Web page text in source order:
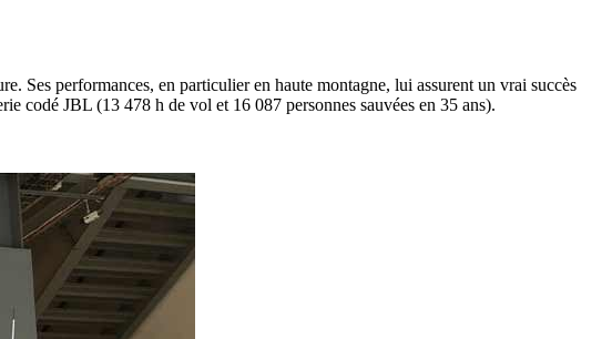
performances, en particulier en haute montagne, lui assurent un vrai succès
codé JBL (13 478 h de vol et 16 087 personnes sauvées en 35 ans).